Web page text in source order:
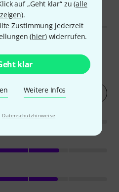
auf „Geht klar“ zu (alle
).
Zustimmung jederzeit
(hier) widerrufen.
klar
Weitere Infos
Datenschutzhinweise
14,90 €
Jetzt bewerten